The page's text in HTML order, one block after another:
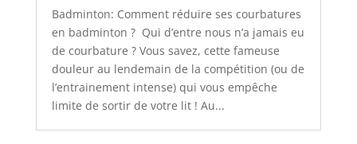
Badminton: Comment réduire ses courbatures
en badminton ? Qui d’entre nous n’a jamais eu
de courbature ? Vous savez, cette fameuse
douleur au lendemain de la compétition (ou de
l’entrainement intense) qui vous empêche
limite de sortir de votre lit ! Au...